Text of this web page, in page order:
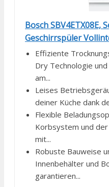
Bosch SBV4ETX08E,
Geschirrspüler
Effiziente
Dry Technologie
am...
Leises
deiner Küche dank
Flexible
Korbsystem und
mit...
Robuste Bauweise
Innenbehälter und
garantieren...